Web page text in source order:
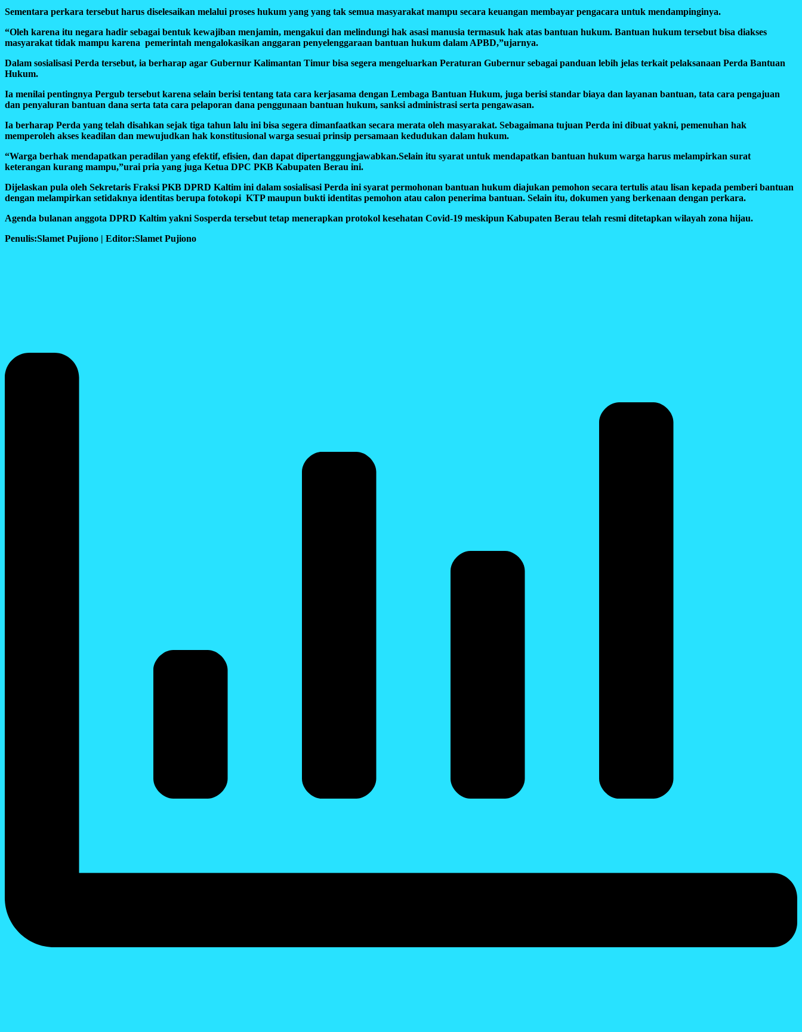
Sementara perkara tersebut harus diselesaikan melalui proses hukum yang yang tak semua masyarakat mampu secara keuangan membayar pengacara untuk mendampinginya.
“Oleh karena itu negara hadir sebagai bentuk kewajiban menjamin, mengakui dan melindungi hak asasi manusia termasuk hak atas bantuan hukum. Bantuan hukum tersebut bisa diakses
masyarakat tidak mampu karena pemerintah mengalokasikan anggaran penyelenggaraan bantuan hukum dalam APBD,”ujarnya.
Dalam sosialisasi Perda tersebut, ia berharap agar Gubernur Kalimantan Timur bisa segera mengeluarkan Peraturan Gubernur sebagai panduan lebih jelas terkait pelaksanaan Perda Bantuan
Hukum.
Ia menilai pentingnya Pergub tersebut karena selain berisi tentang tata cara kerjasama dengan Lembaga Bantuan Hukum, juga berisi standar biaya dan layanan bantuan, tata cara pengajuan
dan penyaluran bantuan dana serta tata cara pelaporan dana penggunaan bantuan hukum, sanksi administrasi serta pengawasan.
Ia berharap Perda yang telah disahkan sejak tiga tahun lalu ini bisa segera dimanfaatkan secara merata oleh masyarakat. Sebagaimana tujuan Perda ini dibuat yakni, pemenuhan hak
memperoleh akses keadilan dan mewujudkan hak konstitusional warga sesuai prinsip persamaan kedudukan dalam hukum.
“Warga berhak mendapatkan peradilan yang efektif, efisien, dan dapat dipertanggungjawabkan.Selain itu syarat untuk mendapatkan bantuan hukum warga harus melampirkan surat
keterangan kurang mampu,”urai pria yang juga Ketua DPC PKB Kabupaten Berau ini.
Dijelaskan pula oleh Sekretaris Fraksi PKB DPRD Kaltim ini dalam sosialisasi Perda ini syarat permohonan bantuan hukum diajukan pemohon secara tertulis atau lisan kepada pemberi bantuan
dengan melampirkan setidaknya identitas berupa fotokopi KTP maupun bukti identitas pemohon atau calon penerima bantuan. Selain itu, dokumen yang berkenaan dengan perkara.
Agenda bulanan anggota DPRD Kaltim yakni Sosperda tersebut tetap menerapkan protokol kesehatan Covid-19 meskipun Kabupaten Berau telah resmi ditetapkan wilayah zona hijau.
Penulis:Slamet Pujiono | Editor:Slamet Pujiono